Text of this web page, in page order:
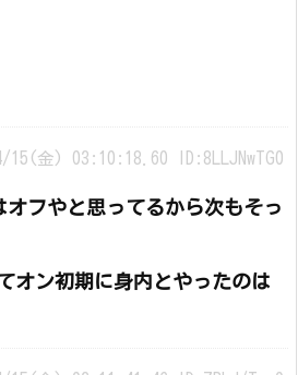
15(金) 03:10:18.60 ID:8LLJNwTG0
オフやと思ってるから次もそっ
オン初期に身内とやったのは